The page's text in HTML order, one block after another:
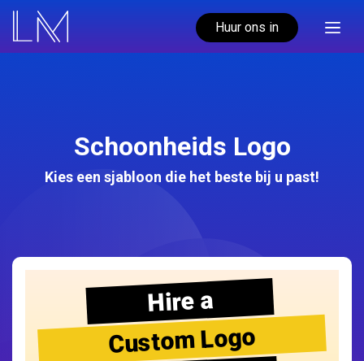
Huur ons in
Schoonheids Logo
Kies een sjabloon die het beste bij u past!
Hire a
Custom Logo